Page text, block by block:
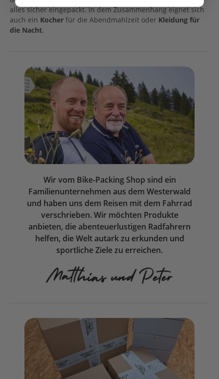
alles sicher eingepackt. In dem Zusammenhang eignet sich
auch ein Kocher für die Abendmahlzeit oder Kleidung für
die Nacht.
Wir vom Bike-Packing Shop sind ein
Familienunternehmen aus dem Westerwald
und haben uns dem Reisen mit dem Fahrrad
verschrieben. Wir möchten Produkte
anbieten, die abenteuerlustigen Radfahrern
helfen, die Welt autark zu erkunden und
sportliche Ziele zu erreichen.